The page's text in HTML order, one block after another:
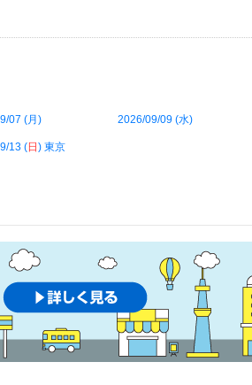
07 (月 ) 2026/09/09 (水)
13 (日 ) 東京